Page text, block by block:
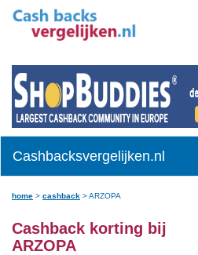
Cashbacksvergelijken.nl
home > cashback >ARZOPA
Cashback korting bij
ARZOPA